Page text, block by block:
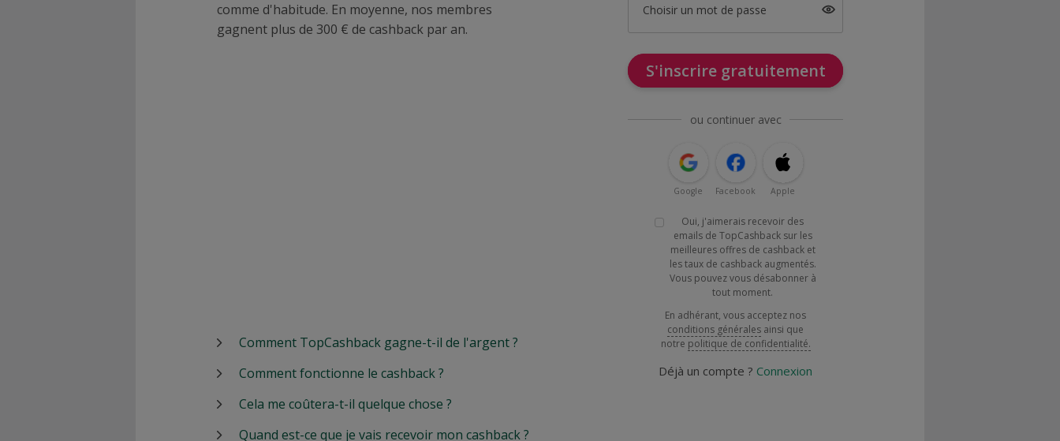
comme d'habitude. En moyenne, nos membres
gagnent plus de 300 € de cashback par an.
Choisir un mot de passe
S'inscrire gratuitement
ou continuer avec
Google Facebook Apple
Oui, j'aimerais recevoir des
emails de TopCashback sur les
meilleures offres de cashback et
les taux de cashback augmentés.
Vous pouvez vous désabonner à
tout moment.
En adhérant, vous acceptez nos
conditions générales ainsi que
notre politique de confidentialité.
Déjà un compte ? Connexion
Comment TopCashback gagne-t-il de l'argent ?
Comment fonctionne le cashback ?
Cela me coûtera-t-il quelque chose ?
Quand est-ce que je vais recevoir mon cashback ?